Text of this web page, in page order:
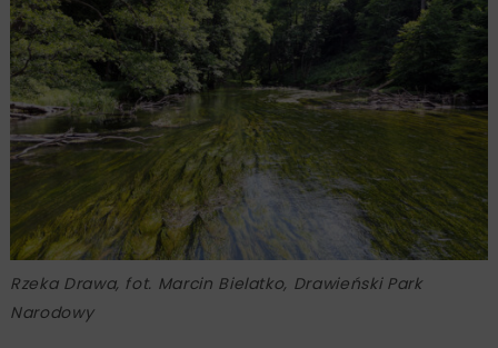
Rzeka Drawa, fot. Marcin Bielatko, Drawieński Park
Narodowy